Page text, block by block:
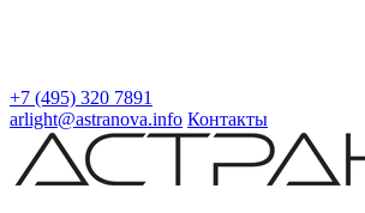
+7 (495) 320 7891
arlight@astranova.info Контакты